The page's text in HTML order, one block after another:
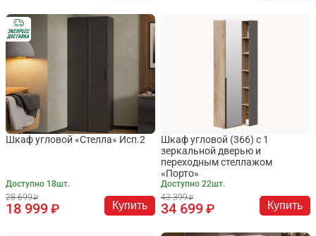
Шкаф угловой «Стелла» Исп.2
Доступно 18шт.
28 699
18 999 Купить
Шкаф угловой (366) с 1
зеркальной дверью и
переходным стеллажом
«Порто»
Доступно 22шт.
43 399
34 699 Купить